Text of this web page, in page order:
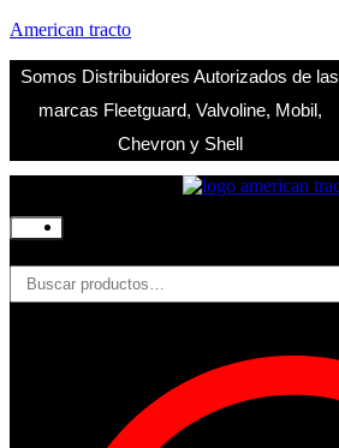
American tracto
Somos Distribuidores Autorizados de las
marcas Fleetguard, Valvoline, Mobil,
Chevron y Shell
Productos
Filtros
Contacto
Acceder
Buscar